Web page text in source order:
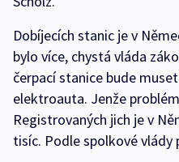
Dobíjecích stanic je v
bylo více, chystá vláda
čerpací stanice bude
elektroauta. Jenže
Registrovaných jich je v
tisíc. Podle spolkové vlády